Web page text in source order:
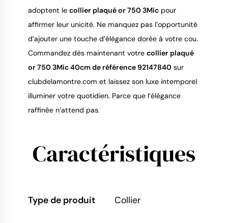
adoptent le collier plaqué or 750 3Mic pour
affirmer leur unicité. Ne manquez pas l’opportunité
d’ajouter une touche d’élégance dorée à votre cou.
Commandez dès maintenant votre collier plaqué
or 750 3Mic 40cm de référence 92147840 sur
clubdelamontre.com et laissez son luxe intemporel
illuminer votre quotidien. Parce que l’élégance
raffinée n’attend pas.
Caractéristiques
Type de produit Collier